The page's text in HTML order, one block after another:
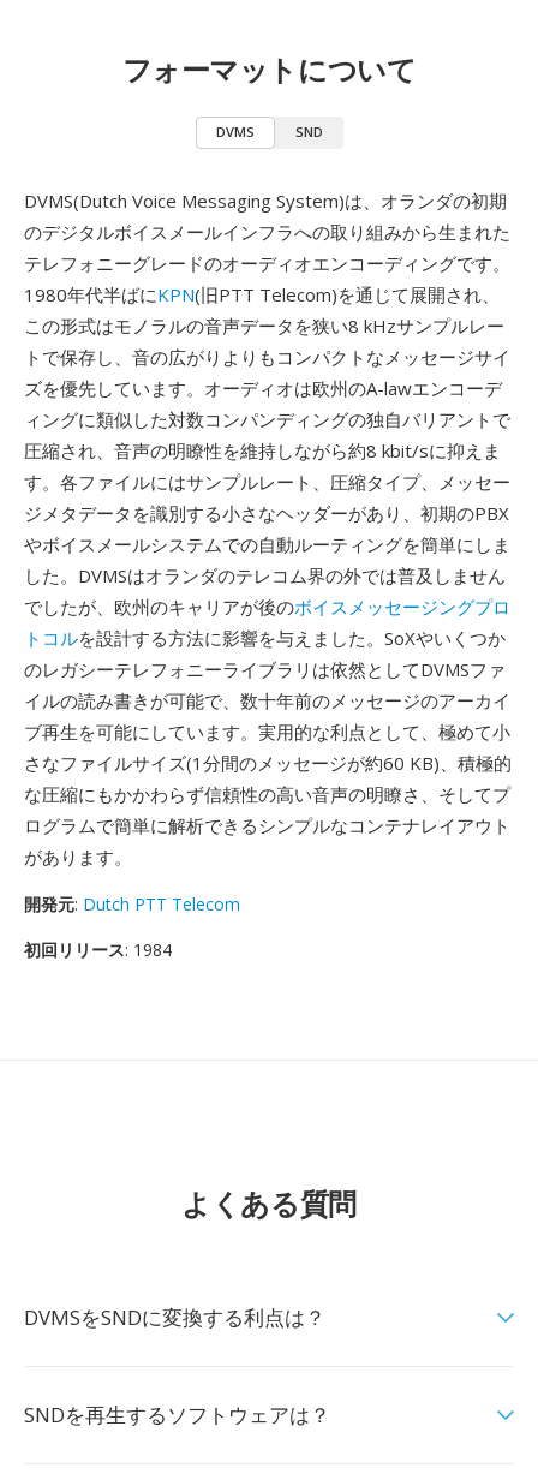
フォーマットについて
DVMS SND
DVMS(Dutch Voice Messaging System)は、オランダの初期
のデジタルボイスメールインフラへの取り組みから生まれた
テレフォニーグレードのオーディオエンコーディングです。
1980年代半ばにKPN(旧PTT Telecom)を通じて展開され、
この形式はモノラルの音声データを狭い8 kHzサンプルレー
トで保存し、音の広がりよりもコンパクトなメッセージサイ
ズを優先しています。オーディオは欧州のA-lawエンコーデ
ィングに類似した対数コンパンディングの独自バリアントで
圧縮され、音声の明瞭性を維持しながら約8 kbit/sに抑えま
す。各ファイルにはサンプルレート、圧縮タイプ、メッセー
ジメタデータを識別する小さなヘッダーがあり、初期のPBX
やボイスメールシステムでの自動ルーティングを簡単にしま
した。DVMSはオランダのテレコム界の外では普及しません
でしたが、欧州のキャリアが後のボイスメッセージングプロ
トコルを設計する方法に影響を与えました。SoXやいくつか
のレガシーテレフォニーライブラリは依然としてDVMSファ
イルの読み書きが可能で、数十年前のメッセージのアーカイ
ブ再生を可能にしています。実用的な利点として、極めて小
さなファイルサイズ(1分間のメッセージが約60 KB)、積極的
な圧縮にもかかわらず信頼性の高い音声の明瞭さ、そしてプ
ログラムで簡単に解析できるシンプルなコンテナレイアウト
があります。
開発元: Dutch PTT Telecom
初回リリース: 1984
よくある質問
DVMSをSNDに変換する利点は？
SNDを再生するソフトウェアは？